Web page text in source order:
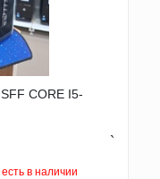
CORE I5-
`
есть в наличии